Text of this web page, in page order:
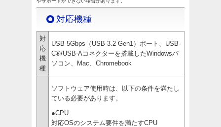
対応機種
対
応
機
種
USB 5Gbps（USB 3.2 Gen1）ポート、USB-
C®/USB-Aコネクターを搭載したWindowsパ
ソコン、Mac、Chromebook
ソフトウェア使用時は、以下の条件を満たし
ている必要があります。
●CPU
対応OSのシステム要件を満たすCPU